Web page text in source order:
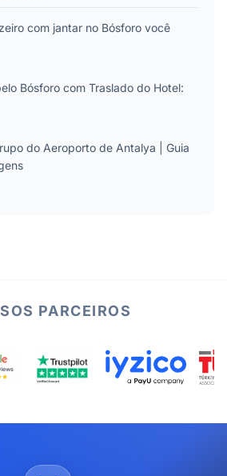
com jantar no Bósforo você
Bósforo com Traslado do Hotel:
do Aeroporto de Antalya | Guia
PARCEIROS